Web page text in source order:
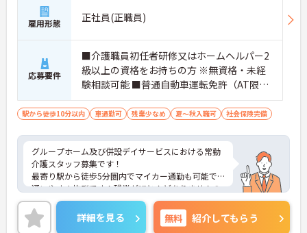
雇用形態 正社員(正職員)
応募要件
■介護職員初任者研修又はホームヘルパー2
級以上の資格をお持ちの方 ※無資格・未経
験相談可能 ■普通自動車運転免許（AT限定
可）
駅から徒歩10分以内 車通勤可 残業少なめ 夏～秋入職可 社会保険完備
グループホーム及び併設デイサービスにおける常勤
介護スタッフ募集です！
最寄り駅から徒歩5分圏内でマイカー通勤も可能で
通いやすさ抜群です！残業がほとんどありませんの
でお仕事のあとの予定もたてやすい！
ご興味ある方には、面接のポイントなど、さらに詳
細をお話致しますのでお気軽にご相談ください。
詳細を見る 無料 紹介してもらう